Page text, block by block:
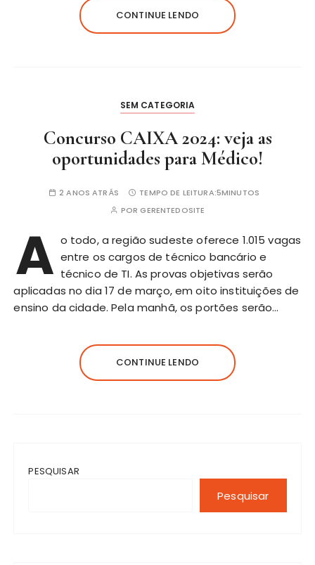
CONTINUE LENDO
SEM CATEGORIA
Concurso CAIXA 2024: veja as
oportunidades para Médico!
2 ANOS ATRÁS TEMPO DE LEITURA:5MINUTOS
PORGERENTEDOSITE
A o todo, a região sudeste oferece 1.015 vagas
entre os cargos de técnico bancário e
técnico de TI. As provas objetivas serão
aplicadas no dia 17 de março, em oito instituições de
ensino da cidade. Pela manhã, os portões serão…
CONTINUE LENDO
PESQUISAR
Pesquisar